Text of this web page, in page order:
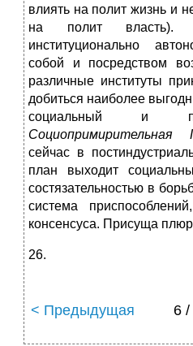
влиять на полит жизнь и
на полит власть).
институционально
собой и посредством
различные институты
добиться наиболее
социальный и
Социопримирительная
сейчас в
план выходит
состязательностью в
система
консенсуса. Присуща
26.
< Предыдущая 6